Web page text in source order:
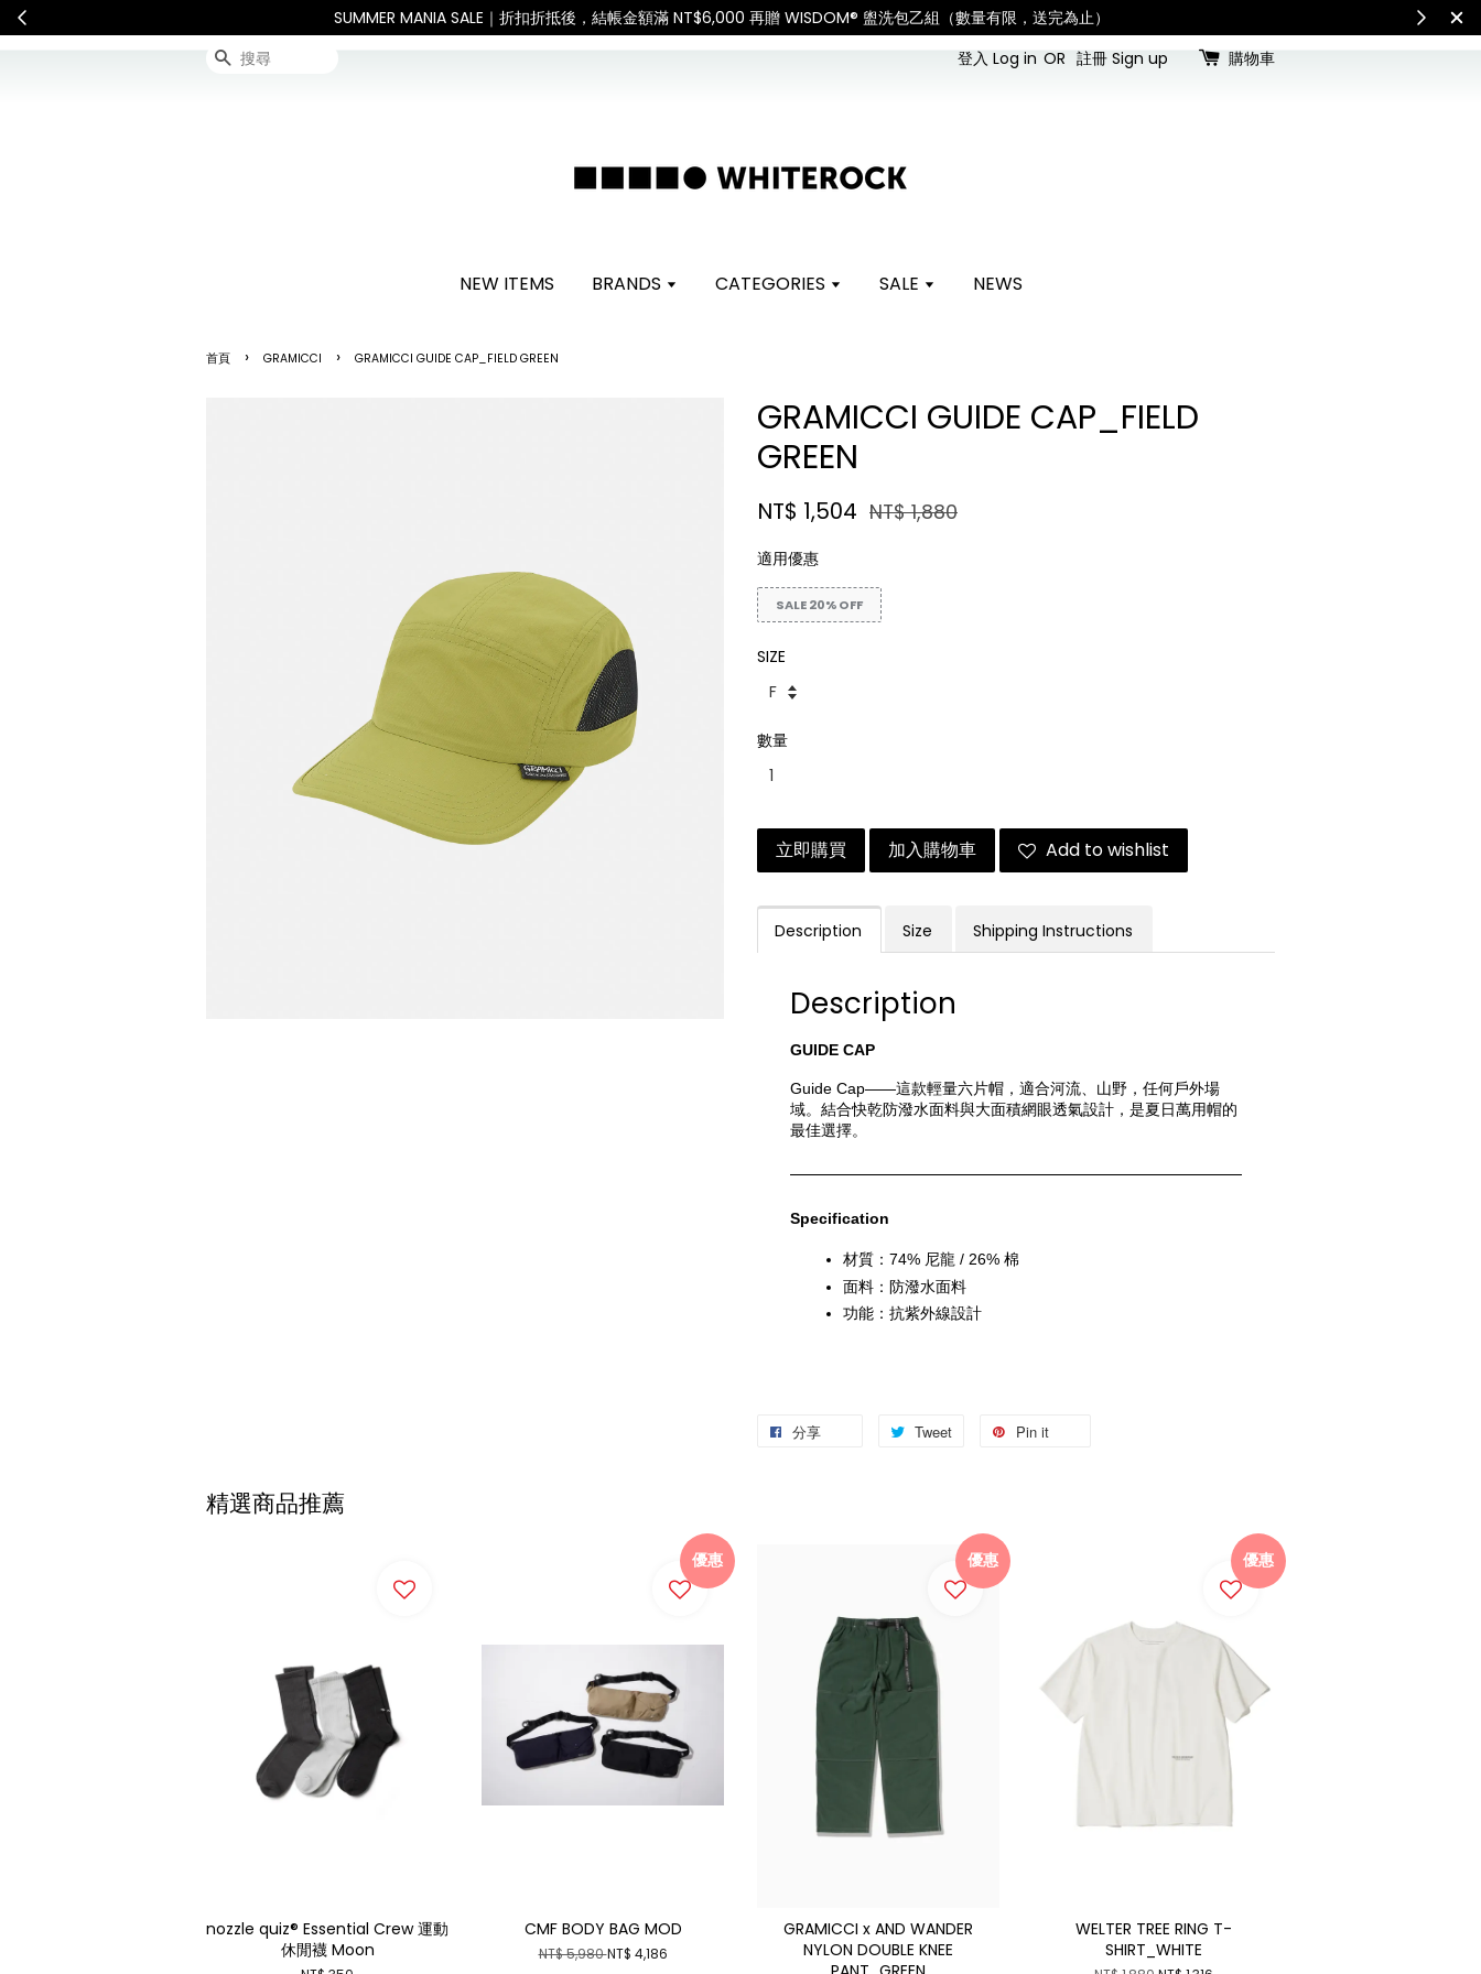
International Shipping: Recipient is responsible for all customs duties and taxes.「國際配送：各國進口關稅與稅費須由收件人自行負擔。」 Check for shipping updates
搜尋 登入 Log in OR 註冊 Sign up 購物車
NEW ITEMS BRANDS CATEGORIES SALE NEWS
首頁 › GRAMICCI › GRAMICCI GUIDE CAP_FIELD GREEN
GRAMICCI GUIDE CAP_FIELD
GREEN
NT$ 1,504 NT$ 1,880
適用優惠
SALE 20% OFF
SIZE
數量
立即購買 加入購物車 Add to wishlist
Description Size Shipping Instructions
Description
GUIDE CAP
Guide Cap——這款輕量六片帽，適合河流、山野，任何戶外場
域。結合快乾防潑水面料與大面積網眼透氣設計，是夏日萬用帽的
最佳選擇。
Specification
材質：74% 尼龍 / 26% 棉
面料：防潑水面料
功能：抗紫外線設計
分享 Tweet Pin it
精選商品推薦
nozzle quiz® Essential Crew 運動
休閒襪 Moon
優惠
CMF BODY BAG MOD
NT$ 5,980NT$ 4,186
優惠
GRAMICCI x AND WANDER
NYLON DOUBLE KNEE
優惠
WELTER TREE RING T-
SHIRT_WHITE